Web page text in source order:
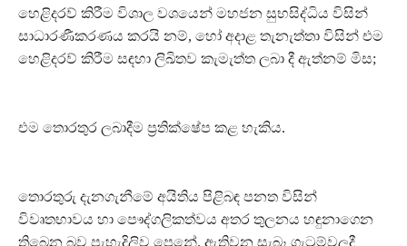
හෙළිදරව් කිරීම විශාල වශයෙන් මහජන සුභසිද්ධිය විසින්
සාධාරණීකරණය කරයි නම්, හෝ අදාළ තැනැත්තා විසින් එම
හෙළිදරව් කිරීම සඳහා ලිඛිතව කැමැත්ත ලබා දී ඇත්නම් මිස;
එම තොරතුර ලබාදීම ප්‍රතික්ෂේප කළ හැකිය.
තොරතුරු දැනගැනීමේ අයිතිය පිළිබඳ පනත විසින්
විවෘතභාවය හා පෞද්ගලිකත්වය අතර තුලනය හඳුනාගෙන
තිබෙන බව පැහැදිලිව පෙනේ. ඇතිවන සැබෑ ගැටුම්වලදී